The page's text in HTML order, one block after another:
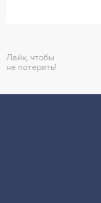
Лайк, чтобы
не потерять!